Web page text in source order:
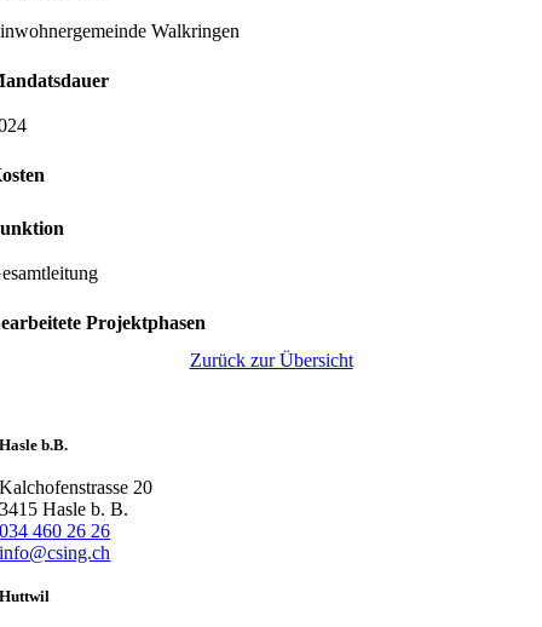
Walkringen
Projektphasen
Zurück zur Übersicht
Hasle b.B.
Kalchofenstrasse 20
3415 Hasle b. B.
034 460 26 26
info@csing.ch
Huttwil